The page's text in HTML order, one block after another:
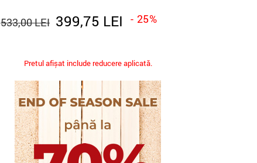
399,75 LEI - 25%
533,00 LEI
Pretul afișat include reducere aplicată.